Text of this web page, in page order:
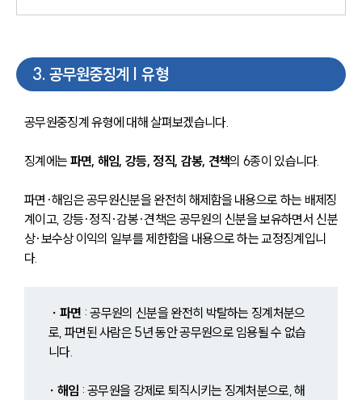
3. 공무원중징계 | 유형
공무원중징계 유형에 대해 살펴보겠습니다.
징계에는 파면, 해임, 강등, 정직, 감봉, 견책의 6종이 있습니다.
파면·해임은 공무원신분을 완전히 해제함을 내용으로 하는 배제징
계이고, 강등·정직·감봉·견책은 공무원의 신분을 보유하면서 신분
상·보수상 이익의 일부를 제한함을 내용으로 하는 교정징계입니
다.
∙ 파면 : 공무원의 신분을 완전히 박탈하는 징계처분으
로, 파면된 사람은 5년 동안 공무원으로 임용될 수 없습
니다.
∙ 해임 : 공무원을 강제로 퇴직시키는 징계처분으로, 해